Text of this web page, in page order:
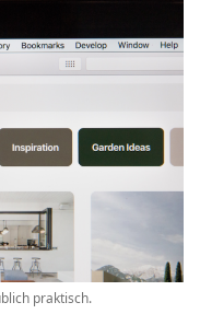
praktisch.